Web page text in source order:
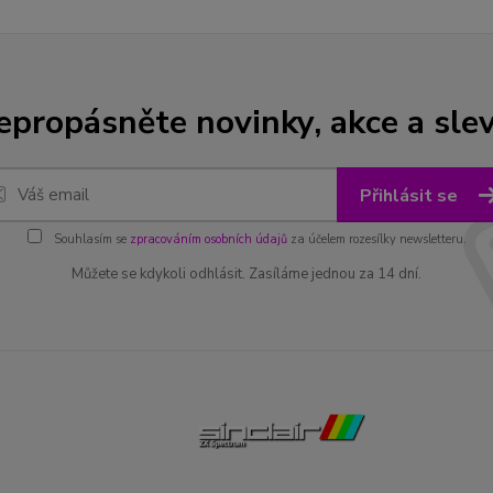
novinky, akce a
Přihlásit se
Souhlasím se zpracováním osobních údajůza účelem rozesílky newsletteru.
Můžete se kdykoli odhlásit. Zasíláme jednou za 14 dní.